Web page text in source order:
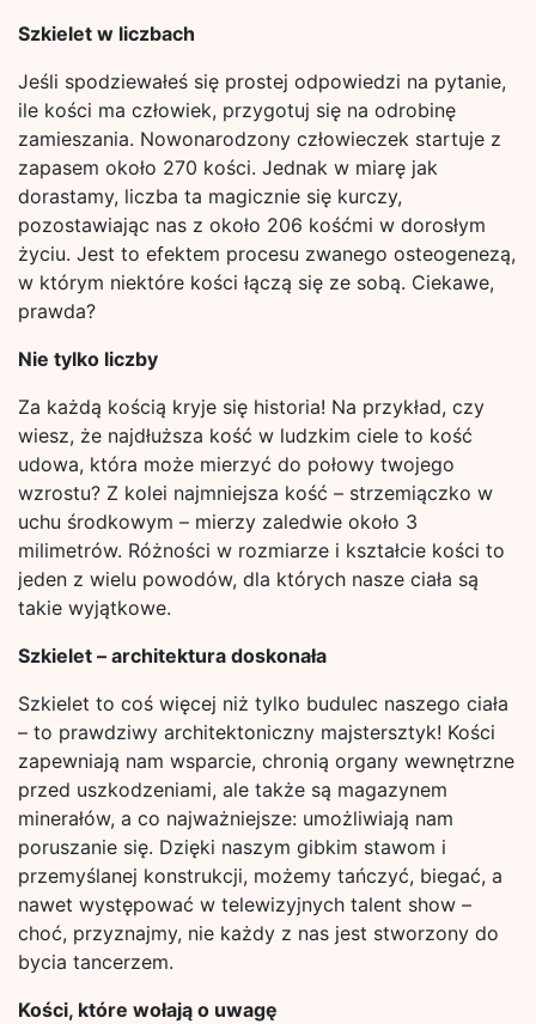
Szkielet w liczbach
Jeśli spodziewałeś się prostej odpowiedzi na pytanie,
ile kości ma człowiek, przygotuj się na odrobinę
zamieszania. Nowonarodzony człowieczek startuje z
zapasem około 270 kości. Jednak w miarę jak
dorastamy, liczba ta magicznie się kurczy,
pozostawiając nas z około 206 kośćmi w dorosłym
życiu. Jest to efektem procesu zwanego osteogenezą,
w którym niektóre kości łączą się ze sobą. Ciekawe,
prawda?
Nie tylko liczby
Za każdą kością kryje się historia! Na przykład, czy
wiesz, że najdłuższa kość w ludzkim ciele to kość
udowa, która może mierzyć do połowy twojego
wzrostu? Z kolei najmniejsza kość – strzemiączko w
uchu środkowym – mierzy zaledwie około 3
milimetrów. Różności w rozmiarze i kształcie kości to
jeden z wielu powodów, dla których nasze ciała są
takie wyjątkowe.
Szkielet – architektura doskonała
Szkielet to coś więcej niż tylko budulec naszego ciała
– to prawdziwy architektoniczny majstersztyk! Kości
zapewniają nam wsparcie, chronią organy wewnętrzne
przed uszkodzeniami, ale także są magazynem
minerałów, a co najważniejsze: umożliwiają nam
poruszanie się. Dzięki naszym gibkim stawom i
przemyślanej konstrukcji, możemy tańczyć, biegać, a
nawet występować w telewizyjnych talent show –
choć, przyznajmy, nie każdy z nas jest stworzony do
bycia tancerzem.
Kości, które wołają o uwagę